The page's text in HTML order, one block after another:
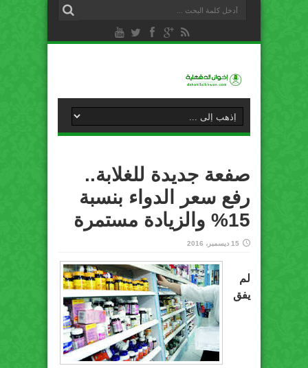
صفعة جديدة للغلابة..
رفع سعر الدواء بنسبة
15% والزيادة مستمرة
15 ديسمبر، 2016
لم
يفق